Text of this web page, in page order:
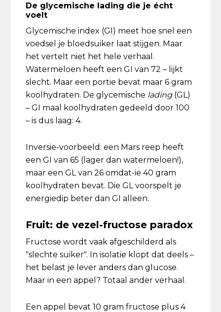
De glycemische lading die je écht
voelt
Glycemische index (GI) meet hoe snel een
voedsel je bloedsuiker laat stijgen. Maar
het vertelt niet het hele verhaal.
Watermeloen heeft een GI van 72 – lijkt
slecht. Maar een portie bevat maar 6 gram
koolhydraten. De glycemische lading(GL)
– GI maal koolhydraten gedeeld door 100
– is dus laag: 4.
Inversie-voorbeeld: een Mars reep heeft
een GI van 65 (lager dan watermeloen!),
maar een GL van 26 omdat-ie 40 gram
koolhydraten bevat. Die GL voorspelt je
energiedip beter dan GI alleen.
Fruit: de vezel-fructose paradox
Fructose wordt vaak afgeschilderd als
"slechte suiker". In isolatie klopt dat deels –
het belast je lever anders dan glucose.
Maar in een appel? Totaal ander verhaal.
Een appel bevat 10 gram fructose plus 4